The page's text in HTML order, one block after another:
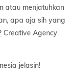
atau menjatuhkan
apa aja sih yang
Creative Agency
jelasin!